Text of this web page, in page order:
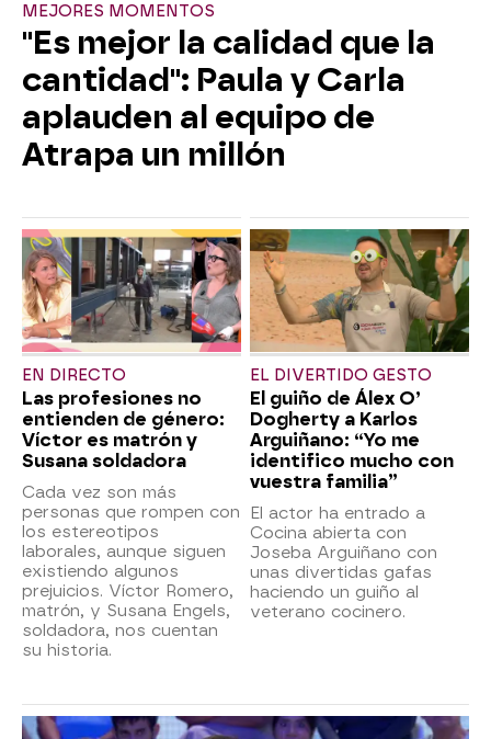
MEJORES MOMENTOS
"Es mejor la calidad que la
cantidad": Paula y Carla
aplauden al equipo de
Atrapa un millón
EN DIRECTO
Las profesiones no
entienden de género:
Víctor es matrón y
Susana soldadora
Cada vez son más
personas que rompen con
los estereotipos
laborales, aunque siguen
existiendo algunos
prejuicios. Víctor Romero,
matrón, y Susana Engels,
soldadora, nos cuentan
su historia.
EL DIVERTIDO GESTO
El guiño de Álex O’
Dogherty a Karlos
Arguiñano: “Yo me
identifico mucho con
vuestra familia”
El actor ha entrado a
Cocina abierta con
Joseba Arguiñano con
unas divertidas gafas
haciendo un guiño al
veterano cocinero.